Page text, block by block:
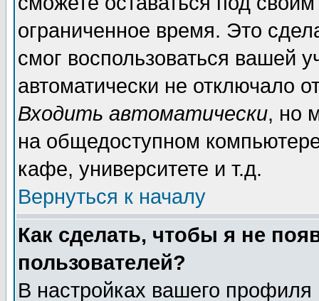
ограниченное время. Это
смог воспользоваться вашей
автоматически не отключало
Входить автоматически, но
на общедоступном
кафе, университете и т.д.
Вернуться к началу
Как сделать, чтобы я не
пользователей?
В настройках вашего